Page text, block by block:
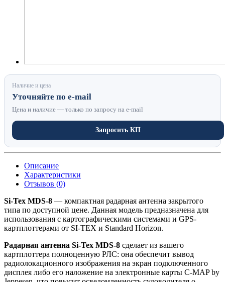
Наличие и цена
Уточняйте по e-mail
Цена и наличие — только по запросу на e-mail
Запросить КП
Описание
Характеристики
Отзывов (0)
Si-Tex MDS-8 — компактная радарная антенна закрытого
типа по доступной цене. Данная модель предназначена для
использования с картографическими системами и GPS-
картплоттерами от SI-TEX и Standard Horizon.
Радарная антенна Si-Tex MDS-8 сделает из вашего
картплоттера полноценную РЛС: она обеспечит вывод
радиолокационного изображения на экран подключенного
дисплея либо его наложение на электронные карты С-MAP by